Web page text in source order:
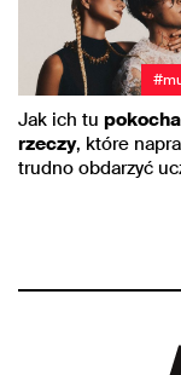
Jak ich tu
rzeczy, które
trudno obdarzyć